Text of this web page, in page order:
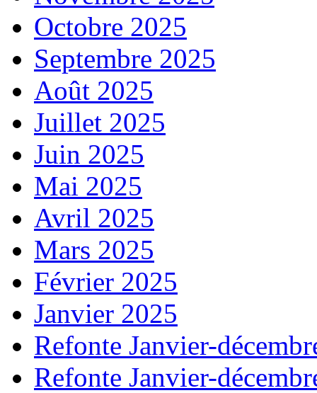
Octobre 2025
Septembre 2025
Août 2025
Juillet 2025
Juin 2025
Mai 2025
Avril 2025
Mars 2025
Février 2025
Janvier 2025
Refonte Janvier-
Refonte Janvier-